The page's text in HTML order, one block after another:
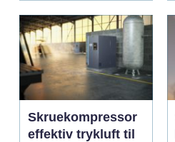
Skruekompressor
effektiv trykluft til